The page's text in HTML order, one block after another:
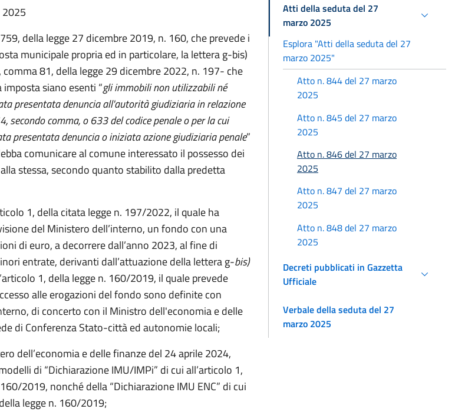
2025
della legge 27 dicembre 2019, n. 160, che prevede i
municipale propria ed in particolare, la lettera g-bis)
81, della legge 29 dicembre 2022, n. 197- che
siano esenti “gli immobili non utilizzabili né
presentata denuncia all'autorità giudiziaria in relazione
secondo comma, o 633 del codice penale o per la cui
presentata denuncia o iniziata azione giudiziaria penale”
comunicare al comune interessato il possesso dei
stessa, secondo quanto stabilito dalla predetta
1, della citata legge n. 197/2022, il quale ha
del Ministero dell’interno, un fondo con una
di euro, a decorrere dall’anno 2023, al fine di
entrate, derivanti dall’attuazione della lettera g-bis)
1, della legge n. 160/2019, il quale prevede
alle erogazioni del fondo sono definite con
di concerto con il Ministro dell'economia e delle
di Conferenza Stato-città ed autonomie locali;
dell’economia e delle finanze del 24 aprile 2024,
di “Dichiarazione IMU/IMPi” di cui all’articolo 1,
2019, nonché della “Dichiarazione IMU ENC” di cui
legge n. 160/2019;
Atti della seduta del 27
marzo 2025
Esplora "Atti della seduta del 27
marzo 2025"
Atto n. 844 del 27 marzo
2025
Atto n. 845 del 27 marzo
2025
Atto n. 846 del 27 marzo
2025
Atto n. 847 del 27 marzo
2025
Atto n. 848 del 27 marzo
2025
Decreti pubblicati in Gazzetta
Ufficiale
Verbale della seduta del 27
marzo 2025